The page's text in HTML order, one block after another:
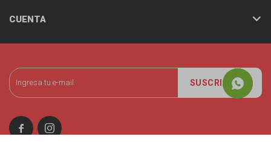
SUSCRIBIRME
 
CUENTA